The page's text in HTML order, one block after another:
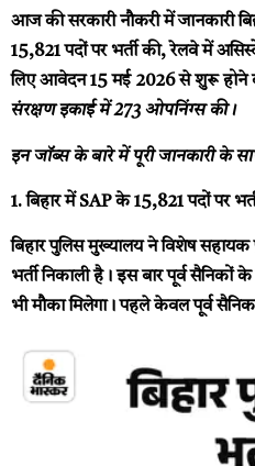
आज की सरकारी नौकरी में जानकारी
15,821 पदों पर भर्ती की, रेलवे में
लिए आवेदन 15 मई 2026 से शुरू होने
संरक्षण इकाई में 273 ओपनिंग्स की।
इन जॉब्स के बारे में पूरी जानकारी के
1. बिहार में SAP के 15,821 पदों पर
बिहार पुलिस मुख्यालय ने विशेष
भर्ती निकाली है। इस बार पूर्व सैनिकों
भी मौका मिलेगा। पहले केवल पूर्व